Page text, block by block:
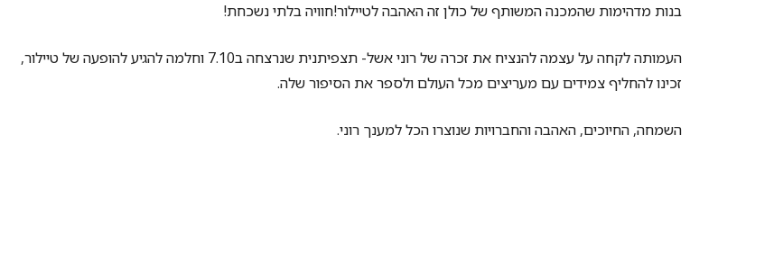
בנות מדהימות שהמכנה המשותף של כולן זה האהבה לטיילור!חוויה בלתי נשכחת!
העמותה לקחה על עצמה להנציח את זכרה של רוני אשל- תצפיתנית שנרצחה ב7.10 וחלמה להגיע להופעה של טיילור,
זכינו להחליף צמידים עם מעריצים מכל העולם ולספר את הסיפור שלה.
השמחה, החיוכים, האהבה והחברויות שנוצרו הכל למענך רוני.